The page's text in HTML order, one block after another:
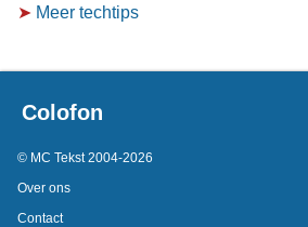
➤ Meer techtips
Colofon
© MC Tekst 2004-2026
Over ons
Contact